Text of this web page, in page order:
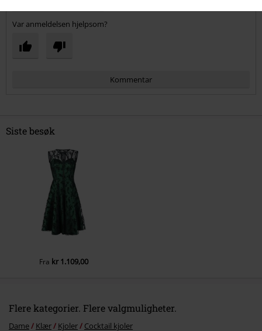
Var anmeldelsen hjelpsom?
Kommentar
Send kommentar
Siste besøk
Fra kr 1.109,00
Flere kategorier. Flere valgmuligheter.
Dame Klær Kjoler Cocktail kjoler